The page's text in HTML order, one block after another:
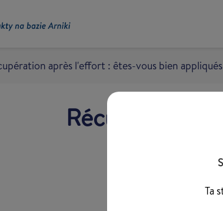
après l'effort : êtes-vous bien
Récupération
Ta